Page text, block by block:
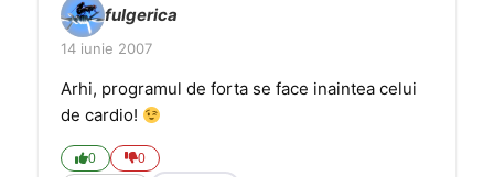
fulgerica
14 iunie 2007
Arhi, programul de forta se face inaintea celui
de cardio!
0 0